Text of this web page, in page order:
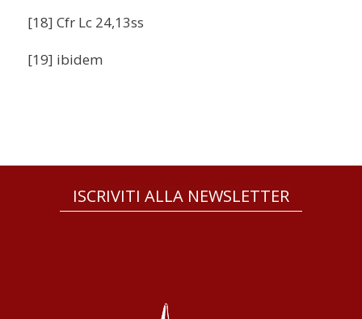
[18] Cfr Lc 24,13ss
[19] ibidem
ISCRIVITI ALLA NEWSLETTER